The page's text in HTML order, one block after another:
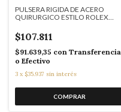
PULSERA RIGIDA DE ACERO
QUIRURGICO ESTILO ROLEX
$107.811
$91.639,35 con Transferencia
o Efectivo
3 x $35.937 sin interés